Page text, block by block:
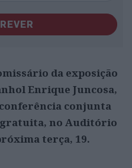
da exposição
Enrique Juncosa,
conjunta
no Auditório
terça, 19.